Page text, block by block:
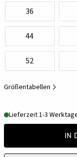
36
44
52
Größentabellen
Lieferzeit 1-3
In